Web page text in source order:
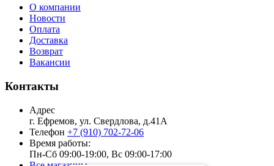
О компании
Новости
Оплата
Доставка
Возврат
Вакансии
Контакты
Адрес
г. Ефремов, ул. Свердлова, д.41А
Телефон +7 (910) 702-72-06
Время работы:
Пн-Сб 09:00-19:00, Вс 09:00-17:00